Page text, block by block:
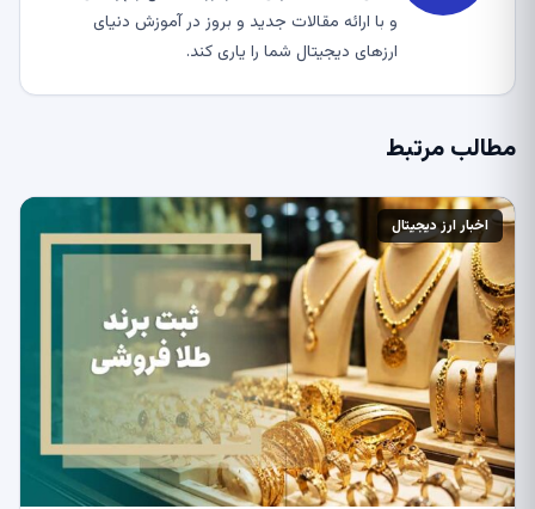
و با ارائه مقالات جدید و بروز در آموزش دنیای
ارزهای دیجیتال شما را یاری کند.
مطالب مرتبط
اخبار ارز دیجیتال